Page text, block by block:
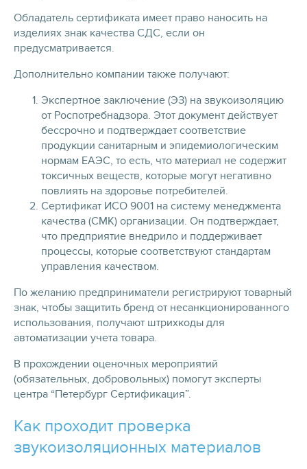
Обладатель сертификата имеет право наносить на
изделиях знак качества СДС, если он
предусматривается.
Дополнительно компании также получают:
Экспертное заключение (ЭЗ) на звукоизоляцию
от Роспотребнадзора. Этот документ действует
бессрочно и подтверждает соответствие
продукции санитарным и эпидемиологическим
нормам ЕАЭС, то есть, что материал не содержит
токсичных веществ, которые могут негативно
повлиять на здоровье потребителей.
Сертификат ИСО 9001 на систему менеджмента
качества (СМК) организации. Он подтверждает,
что предприятие внедрило и поддерживает
процессы, которые соответствуют стандартам
управления качеством.
По желанию предприниматели регистрируют товарный
знак, чтобы защитить бренд от несанкционированного
использования, получают штрихкоды для
автоматизации учета товара.
В прохождении оценочных мероприятий
(обязательных, добровольных) помогут эксперты
центра “Петербург Сертификация”.
Как проходит проверка
звукоизоляционных материалов